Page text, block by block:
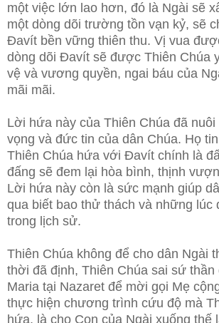
một việc lớn lao hơn, đó là Ngài sẽ
một dòng dõi trường tồn vạn kỷ, sẽ
Đavít bền vững thiên thu. Vị vua
dòng dõi Đavít sẽ được Thiên Chúa
vệ và vương quyền, ngai báu của
mãi mãi.
Lời hứa này của Thiên Chúa đã
vọng và đức tin của dân Chúa. Họ
Thiên Chúa hứa với Đavít chính là
đấng sẽ đem lại hòa bình, thịnh
Lời hứa này còn là sức mạnh giúp
qua biết bao thử thách và những lúc
trong lịch sử.
Thiên Chúa không để cho dân Ngài
thời đã định, Thiên Chúa sai sứ
Maria tại Nazaret để mời gọi Mẹ
thực hiện chương trình cứu độ mà
hứa, là cho Con của Ngài xuống thế